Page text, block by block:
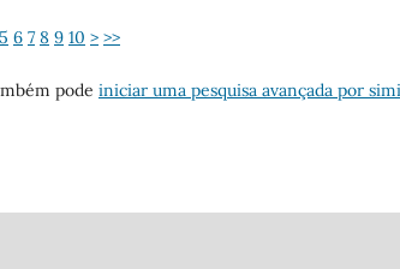
5 6 7 8 9 10 > >>
pode iniciar uma pesquisa avançada por